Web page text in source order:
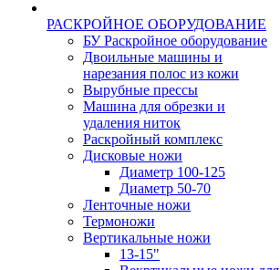
РАСКРОЙНОЕ ОБОРУДОВАНИЕ
БУ Раскройное оборудование
Двоильные машины и
нарезания полос из кожи
Вырубные прессы
Машина для обрезки и
удаления ниток
Раскройный комплекс
Дисковые ножи
Диаметр 100-125
Диаметр 50-70
Ленточные ножи
Термоножи
Вертикальные ножи
13-15"